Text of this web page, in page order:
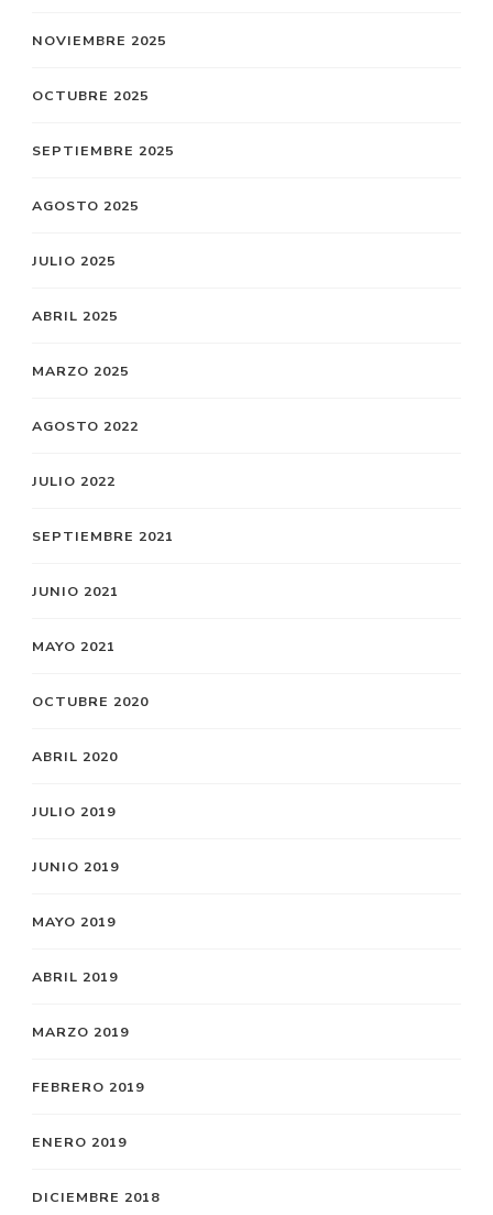
NOVIEMBRE 2025
OCTUBRE 2025
SEPTIEMBRE 2025
AGOSTO 2025
JULIO 2025
ABRIL 2025
MARZO 2025
AGOSTO 2022
JULIO 2022
SEPTIEMBRE 2021
JUNIO 2021
MAYO 2021
OCTUBRE 2020
ABRIL 2020
JULIO 2019
JUNIO 2019
MAYO 2019
ABRIL 2019
MARZO 2019
FEBRERO 2019
ENERO 2019
DICIEMBRE 2018